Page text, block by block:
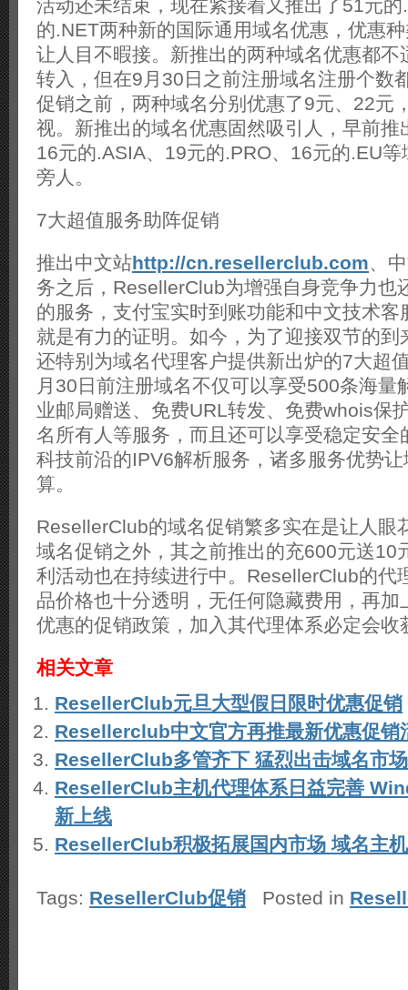
活动还未结束，现在紧接着又推出了51元
的.NET两种新的国际通用域名优惠，优惠
让人目不暇接。新推出的两种域名优惠都不
转入，但在9月30日之前注册域名注册个数
促销之前，两种域名分别优惠了9元、22元
视。新推出的域名优惠固然吸引人，早前推
16元的.ASIA、19元的.PRO、16元的.EU
旁人。
7大超值服务助阵促销
推出中文站http://cn.resellerclub.com、
务之后，ResellerClub为增强自身竞争力也
的服务，支付宝实时到账功能和中文技术客
就是有力的证明。如今，为了迎接双节的
还特别为域名代理客户提供新出炉的7大超
月30日前注册域名不仅可以享受500条海量
业邮局赠送、免费URL转发、免费whois保
名所有人等服务，而且还可以享受稳定安全
科技前沿的IPV6解析服务，诸多服务优势
算。
ResellerClub的域名促销繁多实在是让人眼
域名促销之外，其之前推出的充600元送10
利活动也在持续进行中。ResellerClub的代
品价格也十分透明，无任何隐藏费用，再加
优惠的促销政策，加入其代理体系必定会收
相关文章
ResellerClub元旦大型假日限时优惠促销
Resellerclub中文官方再推最新优惠促销
ResellerClub多管齐下 猛烈出击域名市场
ResellerClub主机代理体系日益完善
新上线
ResellerClub积极拓展国内市场 域名主
Tags: ResellerClub促销 Posted in